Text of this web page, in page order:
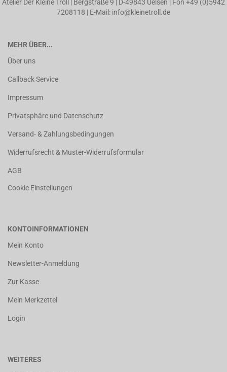
Atelier Der Kleine Troll | Bergstraße 9 | D-49843 Uelsen | Fon +49 (0)5942
7208118 | E-Mail: info@kleinetroll.de
MEHR ÜBER...
Über uns
Callback Service
Impressum
Privatsphäre und Datenschutz
Versand- & Zahlungsbedingungen
Widerrufsrecht & Muster-Widerrufsformular
AGB
Cookie Einstellungen
KONTOINFORMATIONEN
Mein Konto
Newsletter-Anmeldung
Zur Kasse
Mein Merkzettel
Login
WEITERES